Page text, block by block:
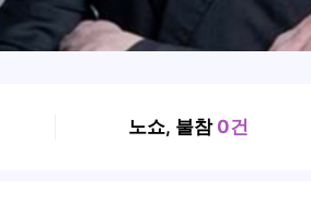
노쇼, 불참 0건